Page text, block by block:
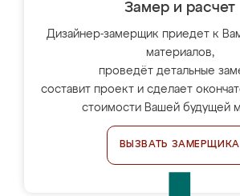
Замер и расчет
Дизайнер-замерщик приедет к
материалов,
проведёт детальные
составит проект и сделает
стоимости Вашей будущей
ВЫЗВАТЬ ЗАМЕРЩИКА